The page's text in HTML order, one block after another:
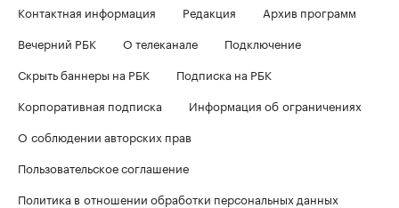
Контактная информация Редакция
Архив программ
Вечерний РБК
О телеканале
Подключение
Скрыть баннеры на РБК
Подписка на РБК
Корпоративная подписка
Информация об ограничениях
О соблюдении авторских прав
Пользовательское соглашение
Политика в отношении обработки персональных данных